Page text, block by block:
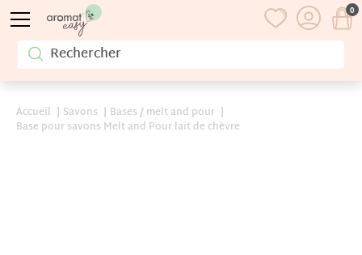
Accueil Savons
Bases / melt and pour
Base pour savons Melt and Pour lait de chèvre
0